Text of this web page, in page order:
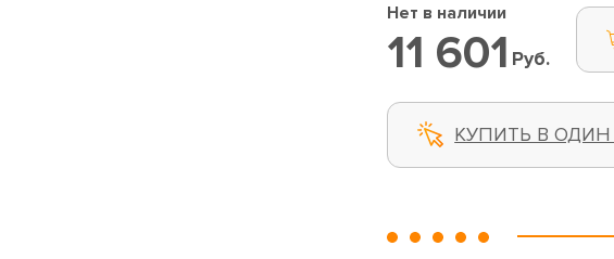
Нет в наличии
11 601 Руб.
КУПИТЬ В